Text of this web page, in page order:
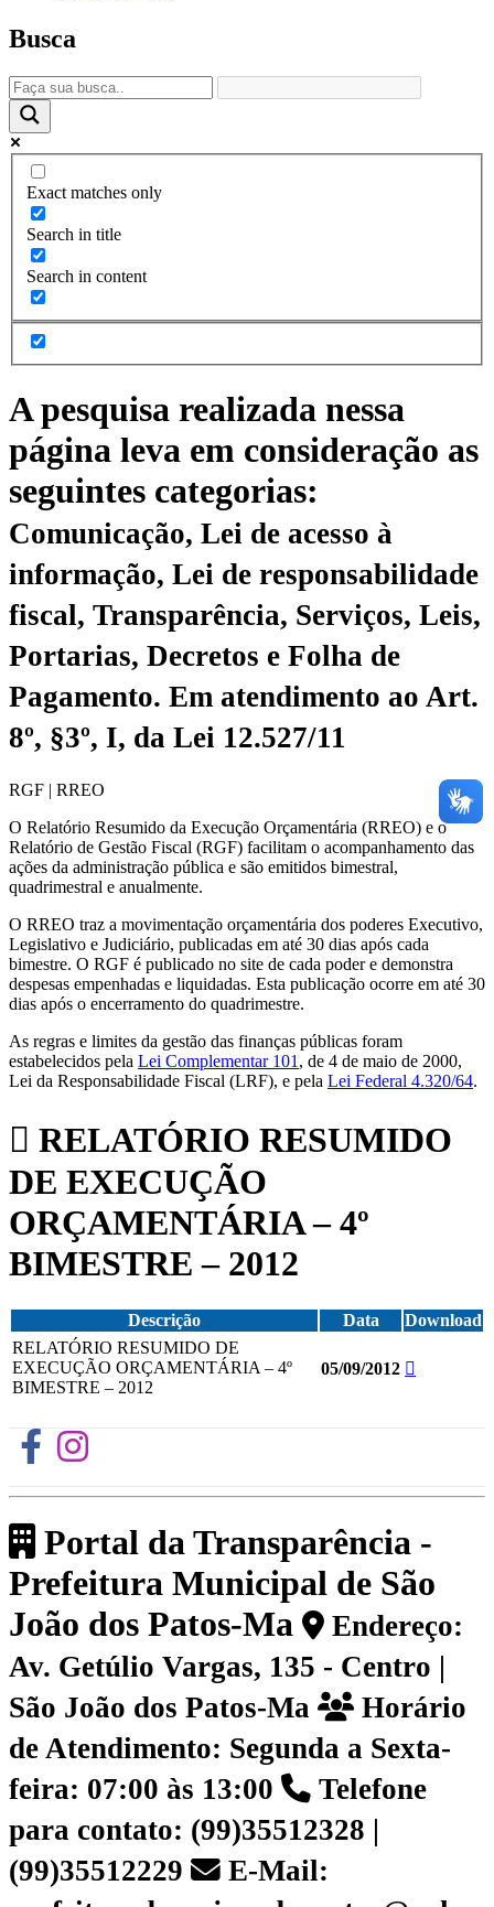
Busca
Exact matches only
Search in title
Search in content
A pesquisa realizada nessa
página leva em consideração as
seguintes categorias:
Comunicação, Lei de acesso à
informação, Lei de responsabilidade
fiscal, Transparência, Serviços, Leis,
Portarias, Decretos e Folha de
Pagamento. Em atendimento ao Art.
8º, §3º, I, da Lei 12.527/11
RGF | RREO
O Relatório Resumido da Execução Orçamentária (RREO) e o
Relatório de Gestão Fiscal (RGF) facilitam o acompanhamento das
ações da administração pública e são emitidos bimestral,
quadrimestral e anualmente.
O RREO traz a movimentação orçamentária dos poderes Executivo,
Legislativo e Judiciário, publicadas em até 30 dias após cada
bimestre. O RGF é publicado no site de cada poder e demonstra
despesas empenhadas e liquidadas. Esta publicação ocorre em até 30
dias após o encerramento do quadrimestre.
As regras e limites da gestão das finanças públicas foram
estabelecidos pela Lei Complementar 101 , de 4 de maio de 2000,
Lei da Responsabilidade Fiscal (LRF), e pela Lei Federal 4.320/64.
RELATÓRIO RESUMIDO
DE EXECUÇÃO
ORÇAMENTÁRIA – 4º
BIMESTRE – 2012
Descrição Data
Download
RELATÓRIO RESUMIDO DE
EXECUÇÃO ORÇAMENTÁRIA – 4º
BIMESTRE – 2012
05/09/2012
Portal da Transparência -
Prefeitura Municipal de São
João dos Patos-Ma
Endereço:
Av. Getúlio Vargas, 135 - Centro |
São João dos Patos-Ma
Horário
de Atendimento: Segunda a Sexta-
feira: 07:00 às 13:00
Telefone
para contato: (99)35512328 |
(99)35512229
E-Mail: